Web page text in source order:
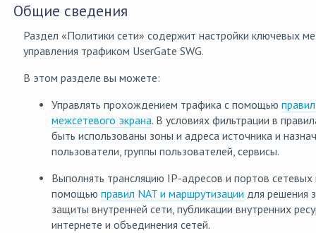
Общие сведения
Раздел «Политики сети» содержит настройки ключевых
управления трафиком UserGate SWG.
В этом разделе вы можете:
Управлять прохождением трафика с помощью правил
межсетевого экрана. В условиях фильтрации в
быть использованы зоны и адреса источника и
пользователи, группы пользователей, сервисы.
Выполнять трансляцию IP-адресов и портов сетевых
помощью правил NAT и маршрутизации для решения
защиты внутренней сети, публикации внутренних
интернете и объединения сетей.